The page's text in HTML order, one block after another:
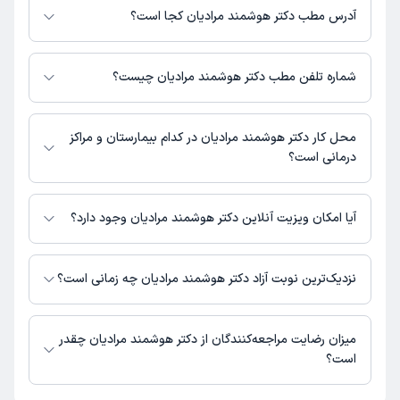
هزینه مشاوره پزشکی متنی: 75000 تومان
آدرس مطب دکتر هوشمند مرادیان کجا است؟
دکتر هوشمند مرادیان مطب فعالی ندارند و صرفا به صورت مشاوره‌ای بیماران را
ویزیت می‌کنند.
شماره تلفن مطب دکتر هوشمند مرادیان چیست؟
شماره تماس مطب دکتر هوشمند مرادیان در حال حاضر در این صفحه ثبت
نشده است.
محل کار دکتر هوشمند مرادیان در کدام بیمارستان و مراکز
درمانی است؟
اطلاعاتی درباره محل فعالیت دکتر هوشمند مرادیان در مراکز درمانی در دسترس
نیست.
آیا امکان ویزیت آنلاین دکتر هوشمند مرادیان وجود دارد؟
در حال حاضر دکتر هوشمند مرادیان مشاوره پزشکی متنی فعال دارند.
نزدیک‌ترین نوبت آزاد دکتر هوشمند مرادیان چه زمانی است؟
زمان نوبت‌دهی و پذیرش بیماران با هماهنگی مطب مشخص می‌شود.
میزان رضایت مراجعه‌کنندگان از دکتر هوشمند مرادیان چقدر
است؟